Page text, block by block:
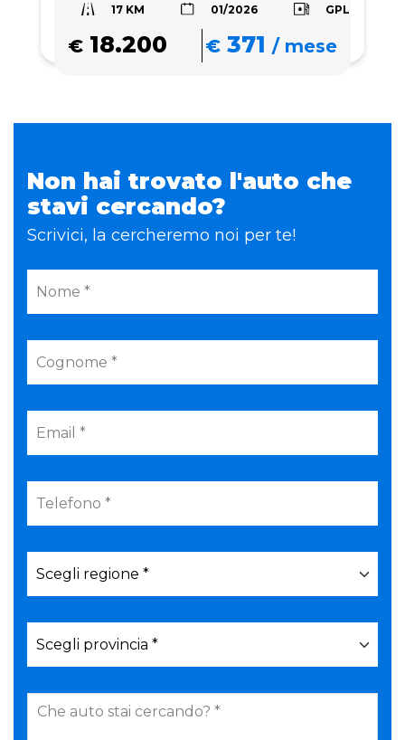
17 KM 01/2026 GPL
€ 18.200 € 371 /mese
Non hai trovato l'auto che
stavi cercando?
Scrivici, la cercheremo noi per te!